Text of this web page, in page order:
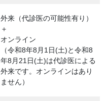
外来（代診医の可能性有り）
＋
オンライン
（令和8年8月1日(土)と令和8
年8月21日(土)は代診医による
外来です。オンラインはあり
ません）